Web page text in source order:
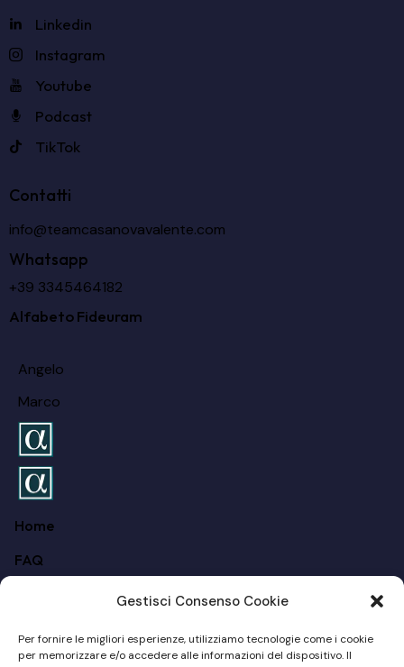
Gestisci Consenso Cookie
Per fornire le migliori esperienze, utilizziamo tecnologie come i cookie
per memorizzare e/o accedere alle informazioni del dispositivo. Il
Linkedin
Instagram
Youtube
Podcast
TikTok
Contatti
info@teamcasanovavalente.com
Whatsapp
+39 3345464182
Alfabeto Fideuram
Angelo
Marco
Home
FAQ
Per Le Aziende